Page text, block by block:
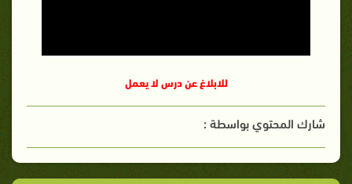
للابلاغ عن درس لا يعمل
شارك المحتوي بواسطة :